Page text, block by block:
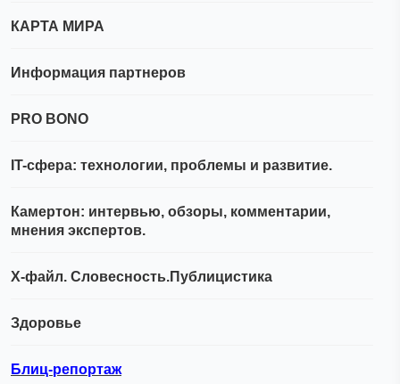
КАРТА МИРА
Информация партнеров
PRO BONO
IT-сфера: технологии, проблемы и развитие.
Камертон: интервью, обзоры, комментарии,
мнения экспертов.
Х-файл. Словесность.Публицистика
Здоровье
Блиц-репортаж